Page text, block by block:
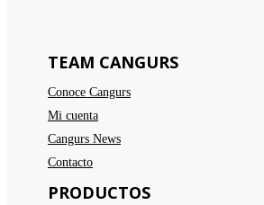
TEAM CANGURS
Conoce Cangurs
Mi cuenta
Cangurs News
Contacto
PRODUCTOS